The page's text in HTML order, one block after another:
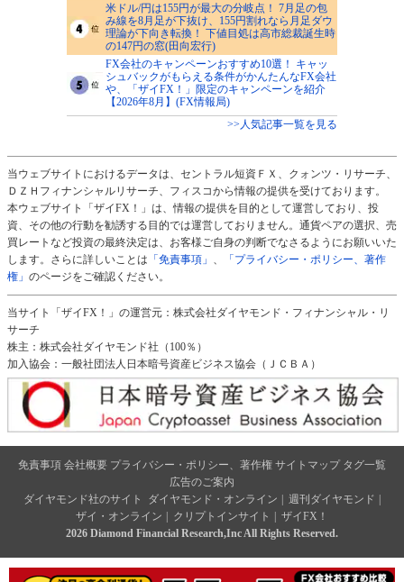
米ドル/円は155円が最大の分岐点！ 7月足の包
み線を8月足が下抜け、155円割れなら月足ダウ
理論が下向き転換！ 下値目処は高市総裁誕生時
の147円の窓(田向宏行)
FX会社のキャンペーンおすすめ10選！ キャッ
シュバックがもらえる条件がかんたんなFX会社
や、「ザイFX！」限定のキャンペーンを紹介
【2026年8月】(FX情報局)
>>人気記事一覧を見る
当ウェブサイトにおけるデータは、セントラル短資ＦＸ、クォンツ・リサーチ、
ＤＺＨフィナンシャルリサーチ、フィスコから情報の提供を受けております。
本ウェブサイト「ザイFX！」は、情報の提供を目的として運営しており、投
資、その他の行動を勧誘する目的では運営しておりません。通貨ペアの選択、売
買レートなど投資の最終決定は、お客様ご自身の判断でなさるようにお願いいた
します。さらに詳しいことは 「免責事項」 、
「プライバシー・ポリシー、著作
権」 のページをご確認ください。
当サイト「ザイFX！」の運営元：株式会社ダイヤモンド・フィナンシャル・リ
サーチ
株主：株式会社ダイヤモンド社（100％）
加入協会：一般社団法人日本暗号資産ビジネス協会（ＪＣＢＡ）
免責事項 会社概要 プライバシー・ポリシー、著作権 サイトマップ タグ一覧
広告のご案内
ダイヤモンド社のサイト
ダイヤモンド・オンライン 週刊ダイヤモンド
ザイ・オンライン
クリプトインサイト
ザイFX！
2026 Diamond Financial Research,Inc All Rights Reserved.